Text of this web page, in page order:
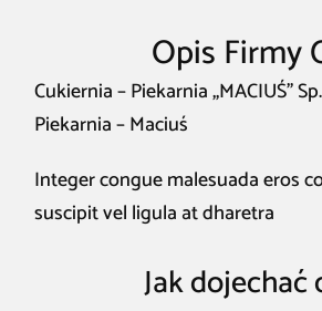
Opis Firmy
Cukiernia – Piekarnia „MACIUŚ”
Piekarnia – Maciuś
Integer congue malesuada eros
suscipit vel ligula at dharetra
Jak dojechać